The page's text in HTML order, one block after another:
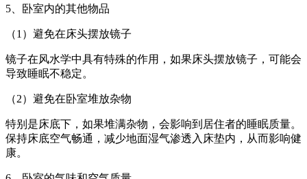
5、卧室内的其他物品
（1）避免在床头摆放镜子
镜子在风水学中具有特殊的作用，如果床头摆放镜子，可能会
导致睡眠不稳定。
（2）避免在卧室堆放杂物
特别是床底下，如果堆满杂物，会影响到居住者的睡眠质量。
保持床底空气畅通，减少地面湿气渗透入床垫内，从而影响健
康。